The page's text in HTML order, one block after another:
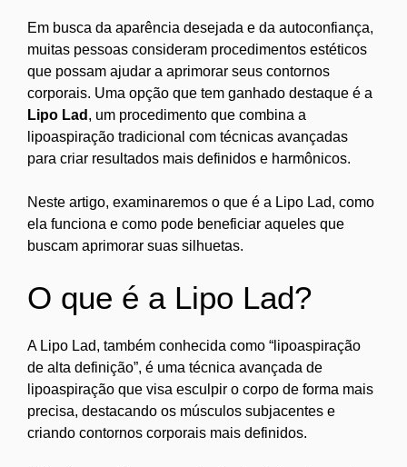
Em busca da aparência desejada e da autoconfiança,
muitas pessoas consideram procedimentos estéticos
que possam ajudar a aprimorar seus contornos
corporais. Uma opção que tem ganhado destaque é a
Lipo Lad , um procedimento que combina a
lipoaspiração tradicional com técnicas avançadas
para criar resultados mais definidos e harmônicos.
Neste artigo, examinaremos o que é a Lipo Lad, como
ela funciona e como pode beneficiar aqueles que
buscam aprimorar suas silhuetas.
O que é a Lipo Lad?
A Lipo Lad, também conhecida como “lipoaspiração
de alta definição”, é uma técnica avançada de
lipoaspiração que visa esculpir o corpo de forma mais
precisa, destacando os músculos subjacentes e
criando contornos corporais mais definidos.